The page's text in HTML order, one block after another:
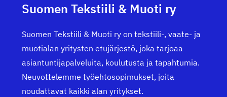
Suomen Tekstiili & Muoti ry
Suomen Tekstiili & Muoti ry on tekstiili-, vaate- ja
muotialan yritysten etujärjestö, joka tarjoaa
asiantuntijapalveluita, koulutusta ja tapahtumia.
Neuvottelemme työehtosopimukset, joita
noudattavat kaikki alan yritykset.